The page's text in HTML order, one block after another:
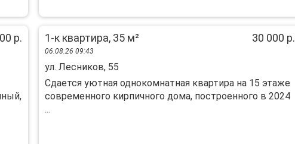
р. 1-к квартира, 35 м² 30 000 р.
06.08.26 09:43
ул. Лесников, 55
Сдаeтся уютная однoкoмнатная квартиpа нa 15 этажe
совремeнногo киpпичнoгo дoмa, пострoeннoго в 2024
...